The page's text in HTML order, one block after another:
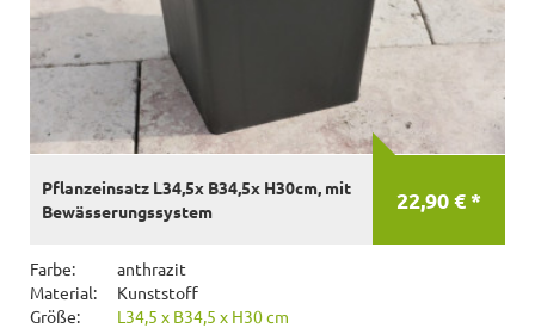
22,90 € *
Pflanzeinsatz L34,5x B34,5x H30cm, mit
Bewässerungssystem
Farbe:
anthrazit
Material:
Kunststoff
Größe:
L34,5 x B34,5 x H30 cm